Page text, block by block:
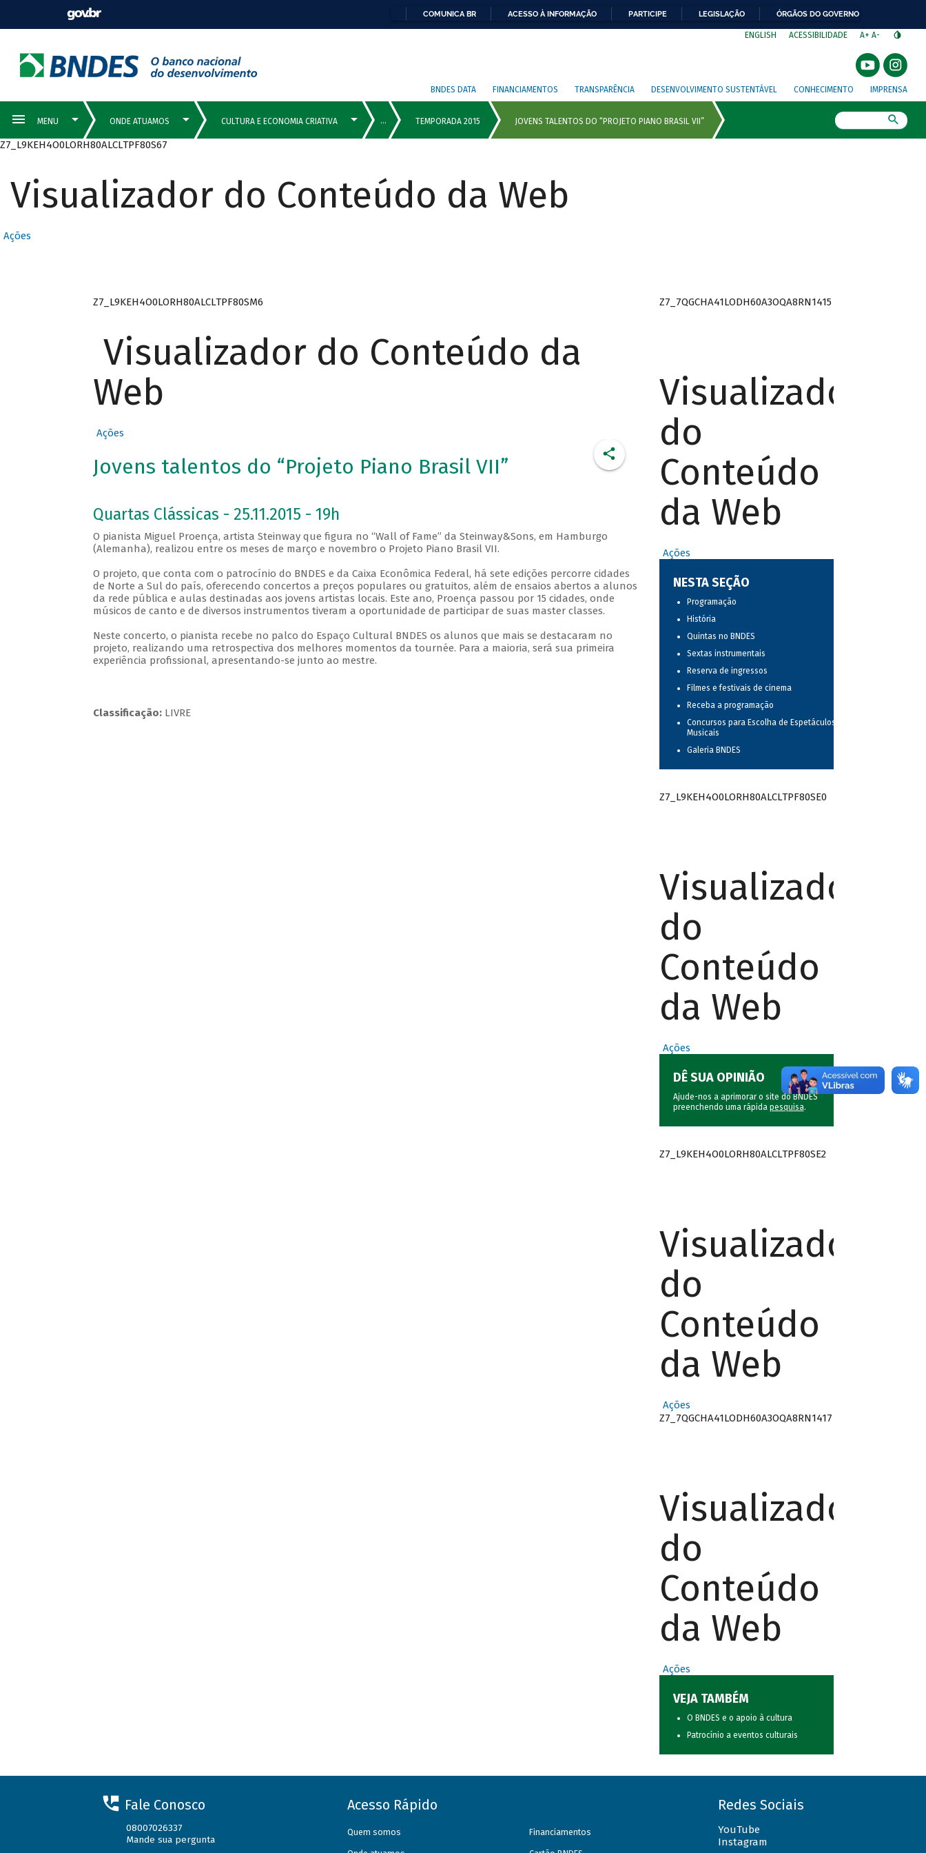
COMUNICA BR ACESSO À INFORMAÇÃO PARTICIPE LEGISLAÇÃO ÓRGÃOS DO GOVERNO
ENGLISH ACESSIBILIDADE A+ A-
BNDES DATA FINANCIAMENTOS TRANSPARÊNCIA DESENVOLVIMENTO SUSTENTÁVEL CONHECIMENTO IMPRENSA
Z7_L9KEH4O0LORH80ALCLTPF80S67
Visualizador do Conteúdo da Web
Ações
Z7_L9KEH4O0LORH80ALCLTPF80SM6
Visualizador do Conteúdo da
Web
Ações
Jovens talentos do “Projeto Piano Brasil VII”
Quartas Clássicas - 25.11.2015 - 19h
O pianista Miguel Proença, artista Steinway que figura no “Wall of Fame” da Steinway&Sons, em Hamburgo
(Alemanha), realizou entre os meses de março e novembro o Projeto Piano Brasil VII.
O projeto, que conta com o patrocínio do BNDES e da Caixa Econômica Federal, há sete edições percorre cidades
de Norte a Sul do país, oferecendo concertos a preços populares ou gratuitos, além de ensaios abertos a alunos
da rede pública e aulas destinadas aos jovens artistas locais. Este ano, Proença passou por 15 cidades, onde
músicos de canto e de diversos instrumentos tiveram a oportunidade de participar de suas master classes.
Neste concerto, o pianista recebe no palco do Espaço Cultural BNDES os alunos que mais se destacaram no
projeto, realizando uma retrospectiva dos melhores momentos da tournée. Para a maioria, será sua primeira
experiência profissional, apresentando-se junto ao mestre.
Classificação:LIVRE
Z7_7QGCHA41LODH60A3OQA8RN1415
Visualizador
do
Conteúdo
da Web
Ações
NESTA SEÇÃO
Programação
História
Quintas no BNDES
Sextas instrumentais
Reserva de ingressos
Filmes e festivais de cinema
Receba a programação
Concursos para Escolha de Espetáculos
Musicais
Galeria BNDES
Z7_L9KEH4O0LORH80ALCLTPF80SE0
Visualizador
do
Conteúdo
da Web
Ações
DÊ SUA OPINIÃO
Ajude-nos a aprimorar o site do BNDES
preenchendo uma rápida pesquisa.
Z7_L9KEH4O0LORH80ALCLTPF80SE2
Visualizador
do
Conteúdo
da Web
Ações
Z7_7QGCHA41LODH60A3OQA8RN1417
Visualizador
do
Conteúdo
da Web
Ações
VEJA TAMBÉM
O BNDES e o apoio à cultura
Patrocínio a eventos culturais
Fale Conosco
08007026337
Mande sua pergunta
Acesso Rápido
Quem somos Financiamentos
Redes Sociais
YouTube
Instagram